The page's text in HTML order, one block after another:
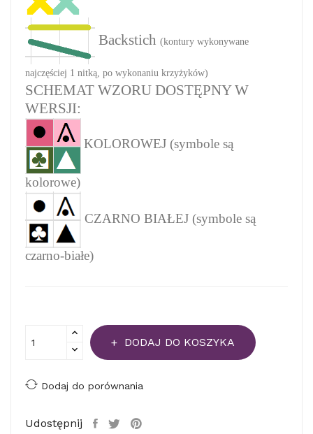
Backstich (kontury wykonywane
najczęściej 1 nitką, po wykonaniu krzyżyków)
SCHEMAT WZORU DOSTĘPNY W
WERSJI:
KOLOROWEJ (symbole są
kolorowe)
CZARNO BIAŁEJ (symbole są
czarno-białe)
DODAJ DO KOSZYKA
Dodaj do porównania
Udostępnij